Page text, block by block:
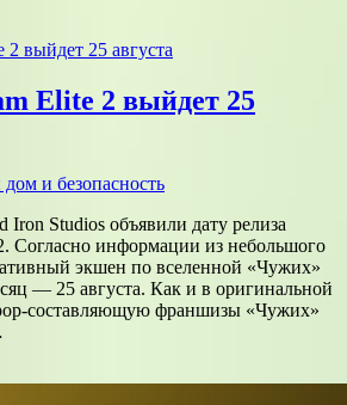
Elite 2 выйдет 25
и безопасность
Iron Studios объявили дату релиза
Согласно информации из небольшого
экшен по вселенной «Чужих»
— 25 августа. Как и в оригинальной
составляющую франшизы «Чужих»